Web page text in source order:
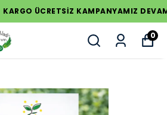
KAMPANYAMIZ DEVAM EDİYOR
0